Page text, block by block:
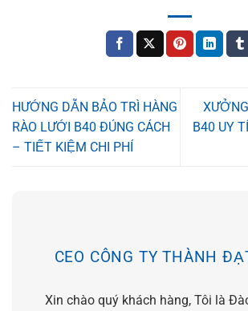
HƯỚNG DẪN BẢO TRÌ HÀNG
RÀO LƯỚI B40 ĐÚNG CÁCH
– TIẾT KIỆM CHI PHÍ
B40 UY
CEO CÔNG TY THÀNH
Xin chào quý khách hàng, Tôi là